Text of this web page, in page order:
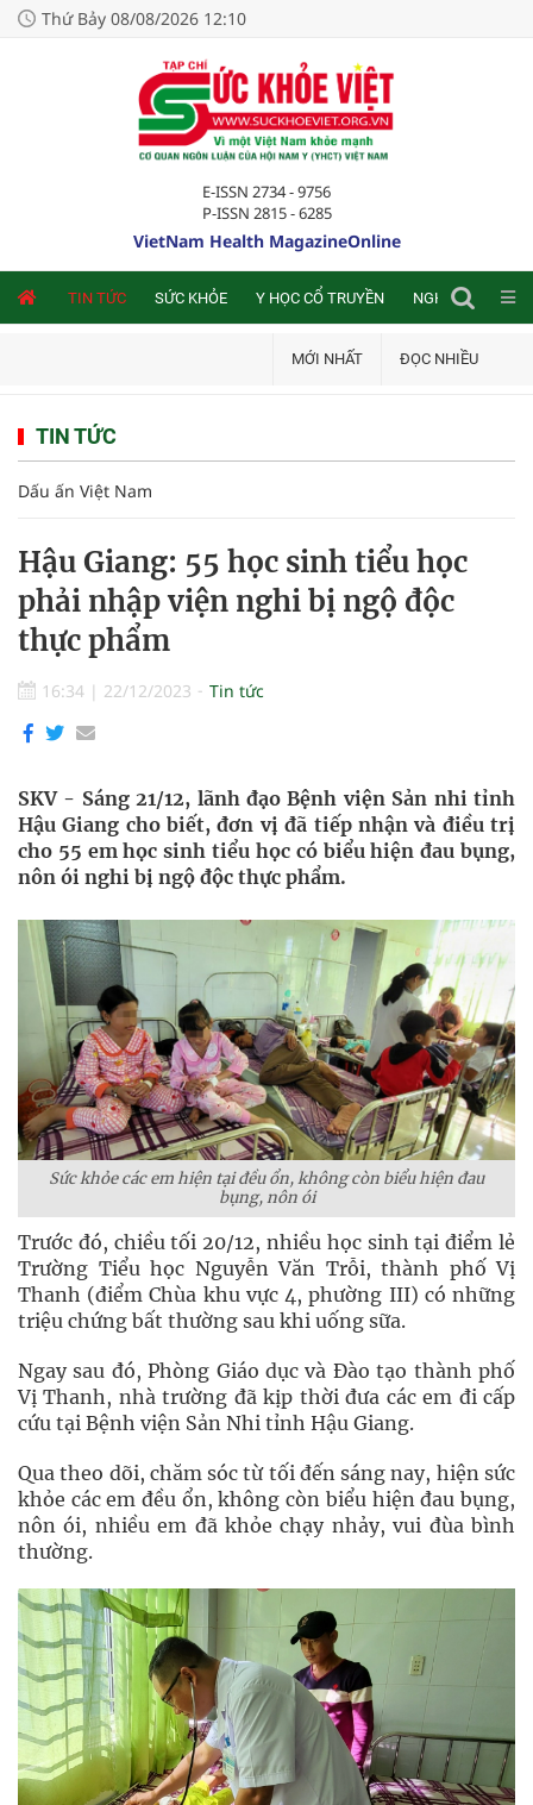
Thứ Bảy 08/08/2026 12:10
E-ISSN 2734 - 9756
P-ISSN 2815 - 6285
VietNam Health MagazineOnline
TIN TỨC SỨC KHỎE Y HỌC CỔ TRUYỀN NGHIÊN CỨU
MỚI NHẤT ĐỌC NHIỀU
TIN TỨC
Dấu ấn Việt Nam
Hậu Giang: 55 học sinh tiểu học
phải nhập viện nghi bị ngộ độc
thực phẩm
16:34 | 22/12/2023 Tin tức
SKV - Sáng 21/12, lãnh đạo Bệnh viện Sản nhi tỉnh
Hậu Giang cho biết, đơn vị đã tiếp nhận và điều trị
cho 55 em học sinh tiểu học có biểu hiện đau bụng,
nôn ói nghi bị ngộ độc thực phẩm.
Sức khỏe các em hiện tại đều ổn, không còn biểu hiện đau
bụng, nôn ói
Trước đó, chiều tối 20/12, nhiều học sinh tại điểm lẻ
Trường Tiểu học Nguyễn Văn Trỗi, thành phố Vị
Thanh (điểm Chùa khu vực 4, phường III) có những
triệu chứng bất thường sau khi uống sữa.
Ngay sau đó, Phòng Giáo dục và Đào tạo thành phố
Vị Thanh, nhà trường đã kịp thời đưa các em đi cấp
cứu tại Bệnh viện Sản Nhi tỉnh Hậu Giang.
Qua theo dõi, chăm sóc từ tối đến sáng nay, hiện sức
khỏe các em đều ổn, không còn biểu hiện đau bụng,
nôn ói, nhiều em đã khỏe chạy nhảy, vui đùa bình
thường.